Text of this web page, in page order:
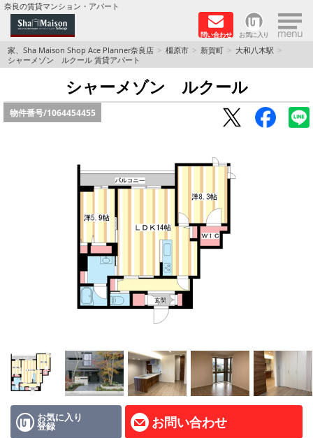
奈良の賃貸マンション・アパート
問い合わせ お気に入り ×
TOPページ
Foreigners welcome！
店長のおすすめ物件
積水ハウス Sha Maison 特集 (奈良北部、木津川
積水ハウス Sha Maison 特集 (奈良南部)
路線·駅から探す
AcePlanner公式ライン
SNS
スタッフ紹介
家、Sha Maison Shop Ace Planner奈良店 橿原市 新賀町
大和八木駅
シャーメゾン ルクール 賃貸アパート
シャーメゾン ルクール
物件番号/1064454455
お気に入り
登録 お問い合わせ